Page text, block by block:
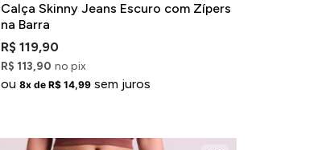
Calça Skinny Jeans Escuro com Zípers
na Barra
R$ 119,90
R$ 113,90 no pix
ou8x de R$ 14,99 sem juros